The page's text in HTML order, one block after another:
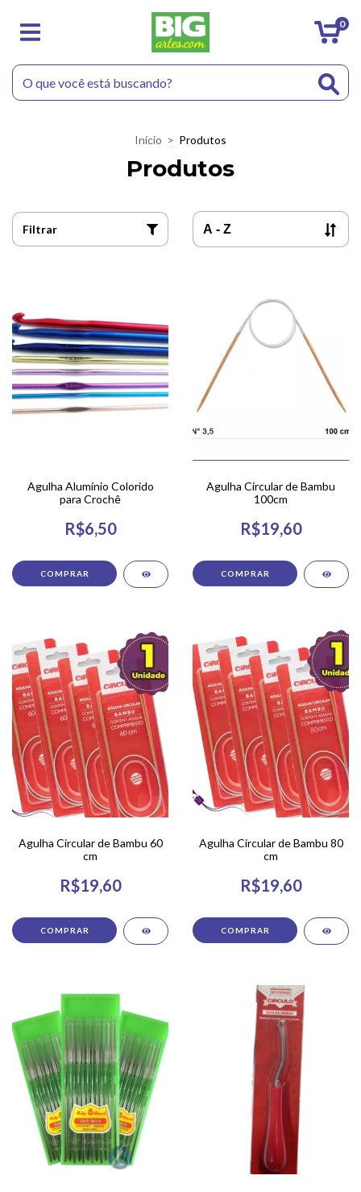
0
Início > Produtos
Produtos
Filtrar
Agulha Alumínio Colorido
para Crochê
R$6,50
COMPRAR
Agulha Circular de Bambu
100cm
R$19,60
COMPRAR
Agulha Circular de Bambu 60
cm
R$19,60
COMPRAR
Agulha Circular de Bambu 80
cm
R$19,60
COMPRAR